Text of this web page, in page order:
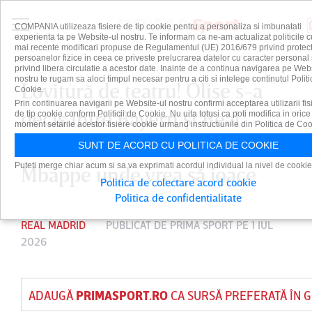
Lovitură de teatru! Olise s-a
decis între Bayern şi Real
Madrid: i-a transmis lui
Mbappe unde vrea să joace
REAL MADRID PUBLICAT DEPRIMA SPORTPE 1 IUL
2026
ADAUGĂ PRIMASPORT.ROCA SURSĂ PREFERATĂ ÎN
COMPANIA utilizeaza fisiere de tip cookie pentru a personaliza si imbunatati
experienta ta pe Website-ul nostru. Te informam ca ne-am actualizat politicile
mai recente modificari propuse de Regulamentul (UE) 2016/679 privind
persoanelor fizice in ceea ce priveste prelucrarea datelor cu caracter personal
privind libera circulatie a acestor date. Inainte de a continua navigarea pe
nostru te rugam sa aloci timpul necesar pentru a citi si intelege continutul
Cookie.
Prin continuarea navigarii pe Website-ul nostru confirmi acceptarea utilizarii
de tip cookie conform Politicii de Cookie. Nu uita totusi ca poti modifica in orice
moment setarile acestor fisiere cookie urmand instructiunile din Politica de
SUNT DE ACORD CU POLITICA DE COOKIE
Puteti merge chiar acum si sa va exprimati acordul individual la nivel de
Politica de colectare acord cookie
Politica de confidentialitate